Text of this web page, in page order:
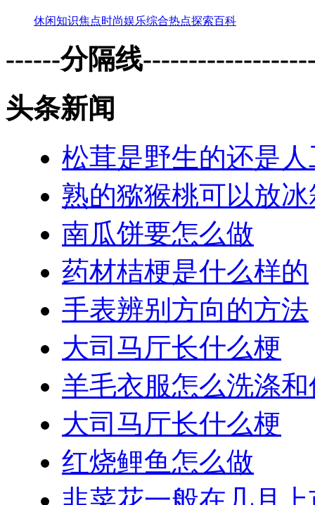
休闲知识焦点时尚娱乐综合热点探索百科
------分隔线
头条新闻
松茸是野生的还是
熟的猕猴桃可以放
南瓜饼要怎么做
药材桔梗是什么样的
手表辨别方向的方法
大司马厅长什么梗
羊毛衣服怎么洗涤
大司马厅长什么梗
红烧鲤鱼怎么做